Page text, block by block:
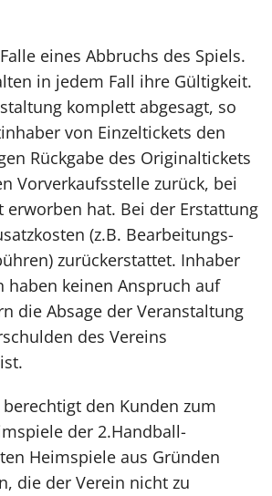
eines Abbruchs des Spiels.
in jedem Fall ihre Gültigkeit.
komplett abgesagt, so
von Einzeltickets den
Rückgabe des Originaltickets
Vorverkaufsstelle zurück, bei
erworben hat. Bei der Erstattung
(z.B. Bearbeitungs-
zurückerstattet. Inhaber
haben keinen Anspruch auf
die Absage der Veranstaltung
des Vereins
den Kunden zum
der 2.Handball-
Heimspiele aus Gründen
die der Verein nicht zu